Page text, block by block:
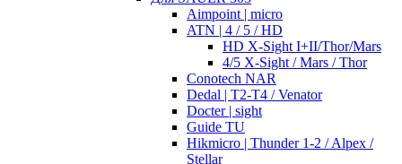
Aimpoint | micro
ATN | 4 / 5 / HD
HD X-Sight I+II/Thor/Mars
4/5 X-Sight / Mars / Thor
Conotech NAR
Dedal | T2-T4 / Venator
Docter | sight
Guide TU
Hikmicro | Thunder 1-2 / Alpex /
Stellar